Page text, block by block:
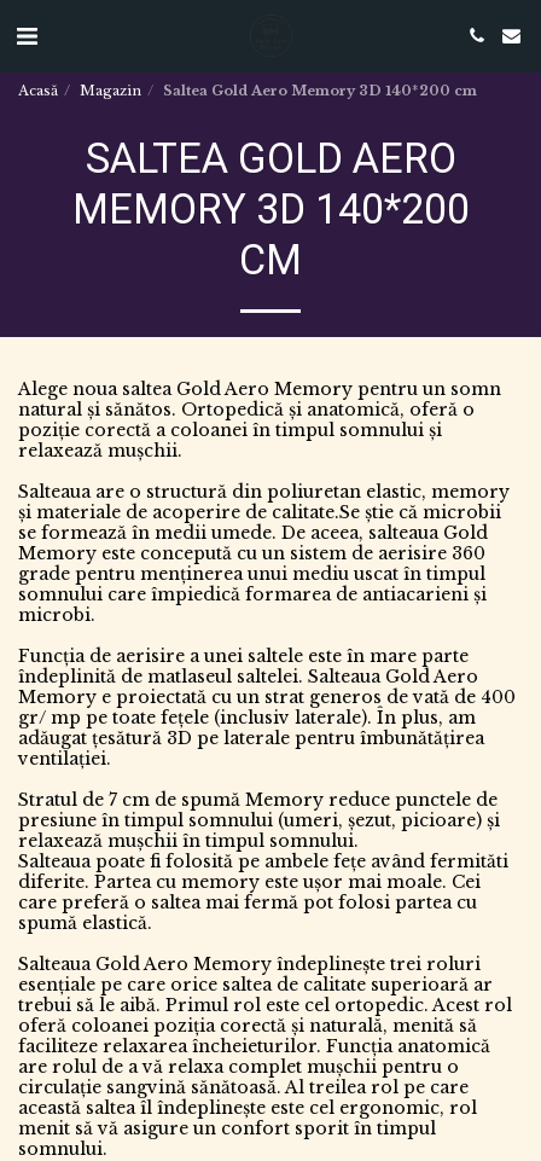
Acasă Magazin Saltea Gold Aero Memory 3D 140*200 cm
SALTEA GOLD AERO
MEMORY 3D 140*200
CM
Alege noua saltea Gold Aero Memory pentru un somn
natural și sănătos. Ortopedică și anatomică, oferă o
poziție corectă a coloanei în timpul somnului și
relaxează mușchii.
Salteaua are o structură din poliuretan elastic, memory
și materiale de acoperire de calitate.Se știe că microbii
se formează în medii umede. De aceea, salteaua Gold
Memory este concepută cu un sistem de aerisire 360
grade pentru menținerea unui mediu uscat în timpul
somnului care împiedică formarea de antiacarieni și
microbi.
Funcția de aerisire a unei saltele este în mare parte
îndeplinită de matlaseul saltelei. Salteaua Gold Aero
Memory e proiectată cu un strat generos de vată de 400
gr/ mp pe toate fețele (inclusiv laterale). În plus, am
adăugat țesătură 3D pe laterale pentru îmbunătățirea
ventilației.
Stratul de 7 cm de spumă Memory reduce punctele de
presiune în timpul somnului (umeri, șezut, picioare) și
relaxează mușchii în timpul somnului.
Salteaua poate fi folosită pe ambele fețe având fermităti
diferite. Partea cu memory este ușor mai moale. Cei
care preferă o saltea mai fermă pot folosi partea cu
spumă elastică.
Salteaua Gold Aero Memory îndeplinește trei roluri
esențiale pe care orice saltea de calitate superioară ar
trebui să le aibă. Primul rol este cel ortopedic. Acest rol
oferă coloanei poziția corectă și naturală, menită să
faciliteze relaxarea încheieturilor. Funcția anatomică
are rolul de a vă relaxa complet mușchii pentru o
circulație sangvină sănătoasă. Al treilea rol pe care
această saltea îl îndeplinește este cel ergonomic, rol
menit să vă asigure un confort sporit în timpul
somnului.